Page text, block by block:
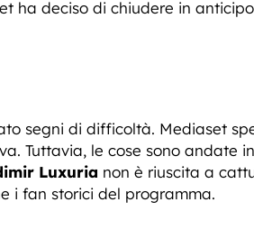
ha deciso di chiudere in
segni di difficoltà. Mediaset
Tuttavia, le cose sono andate
Luxuria non è riuscita a
i fan storici del programma.